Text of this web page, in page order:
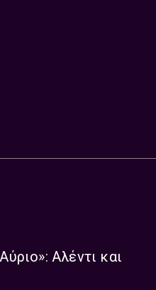
Αλέντι και